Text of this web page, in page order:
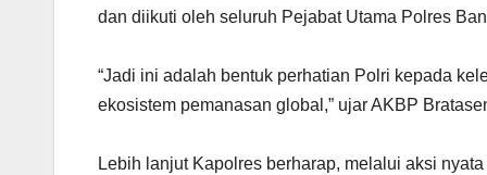
dan diikuti oleh seluruh Pejabat Utama Polres
“Jadi ini adalah bentuk perhatian Polri kepada
ekosistem pemanasan global,” ujar AKBP
Lebih lanjut Kapolres berharap, melalui aksi